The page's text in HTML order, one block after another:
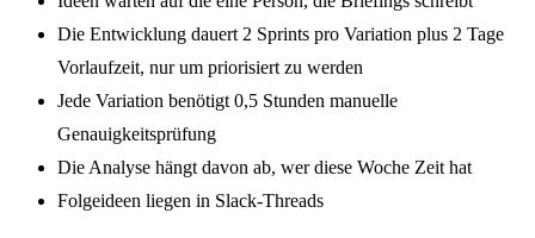
Die Entwicklung dauert 2 Sprints pro Variation plus 2 Tage
Vorlaufzeit, nur um priorisiert zu werden
Jede Variation benötigt 0,5 Stunden manuelle
Genauigkeitsprüfung
Die Analyse hängt davon ab, wer diese Woche Zeit hat
Folgeideen liegen in Slack-Threads